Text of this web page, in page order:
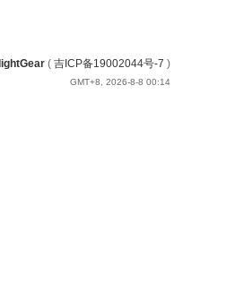
( 吉ICP备19002044号-7 )
GMT+8, 2026-8-8 00:14